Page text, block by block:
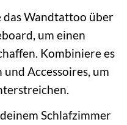
das Wandtattoo über
um einen
Kombiniere es
Accessoires, um
Schlafzimmer